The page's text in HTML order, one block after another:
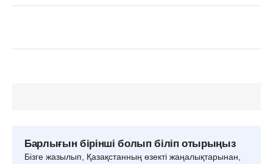
Барлығын бірінші болып біліп отырыңыз
Бізге жазылып, Қазақстанның өзекті жаңалықтарынан,